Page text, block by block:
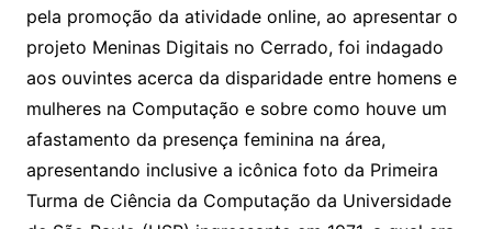
pela promoção da atividade online, ao apresentar o
projeto Meninas Digitais no Cerrado, foi indagado
aos ouvintes acerca da disparidade entre homens e
mulheres na Computação e sobre como houve um
afastamento da presença feminina na área,
apresentando inclusive a icônica foto da Primeira
Turma de Ciência da Computação da Universidade